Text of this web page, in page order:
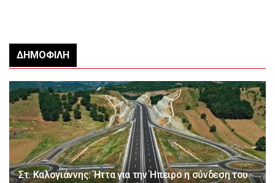
ΔΗΜΟΦΙΛΉ
Στ. Καλογιάννης: Ήττα για την Ήπειρο η σύνδεση του